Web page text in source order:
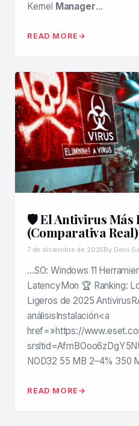
Kernel Manager…
READ MORE
🛡️ El Antivirus Más
(Comparativa Real)
7 de diciembre de 2025By Deivi
…SO: Windows 11
LatencyMon 🏆 Ranking:
Ligeros de 2025
análisisInstalación<a
href=»https://
NOD32 55 MB 2–4% 350
READ MORE